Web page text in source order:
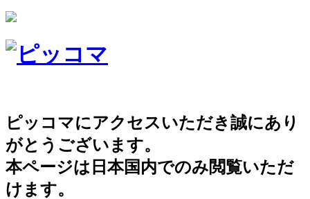
ピッコマにアクセスいただき誠にあり
がとうございます。
本ページは日本国内でのみ閲覧いただ
けます。